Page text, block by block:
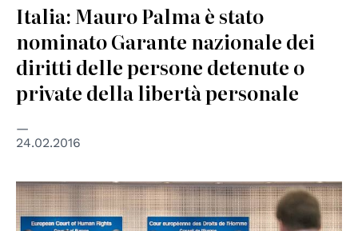
Italia: Mauro Palma è stato
nominato Garante nazionale dei
diritti delle persone detenute o
private della libertà personale
24.02.2016
© ©Council of Europe